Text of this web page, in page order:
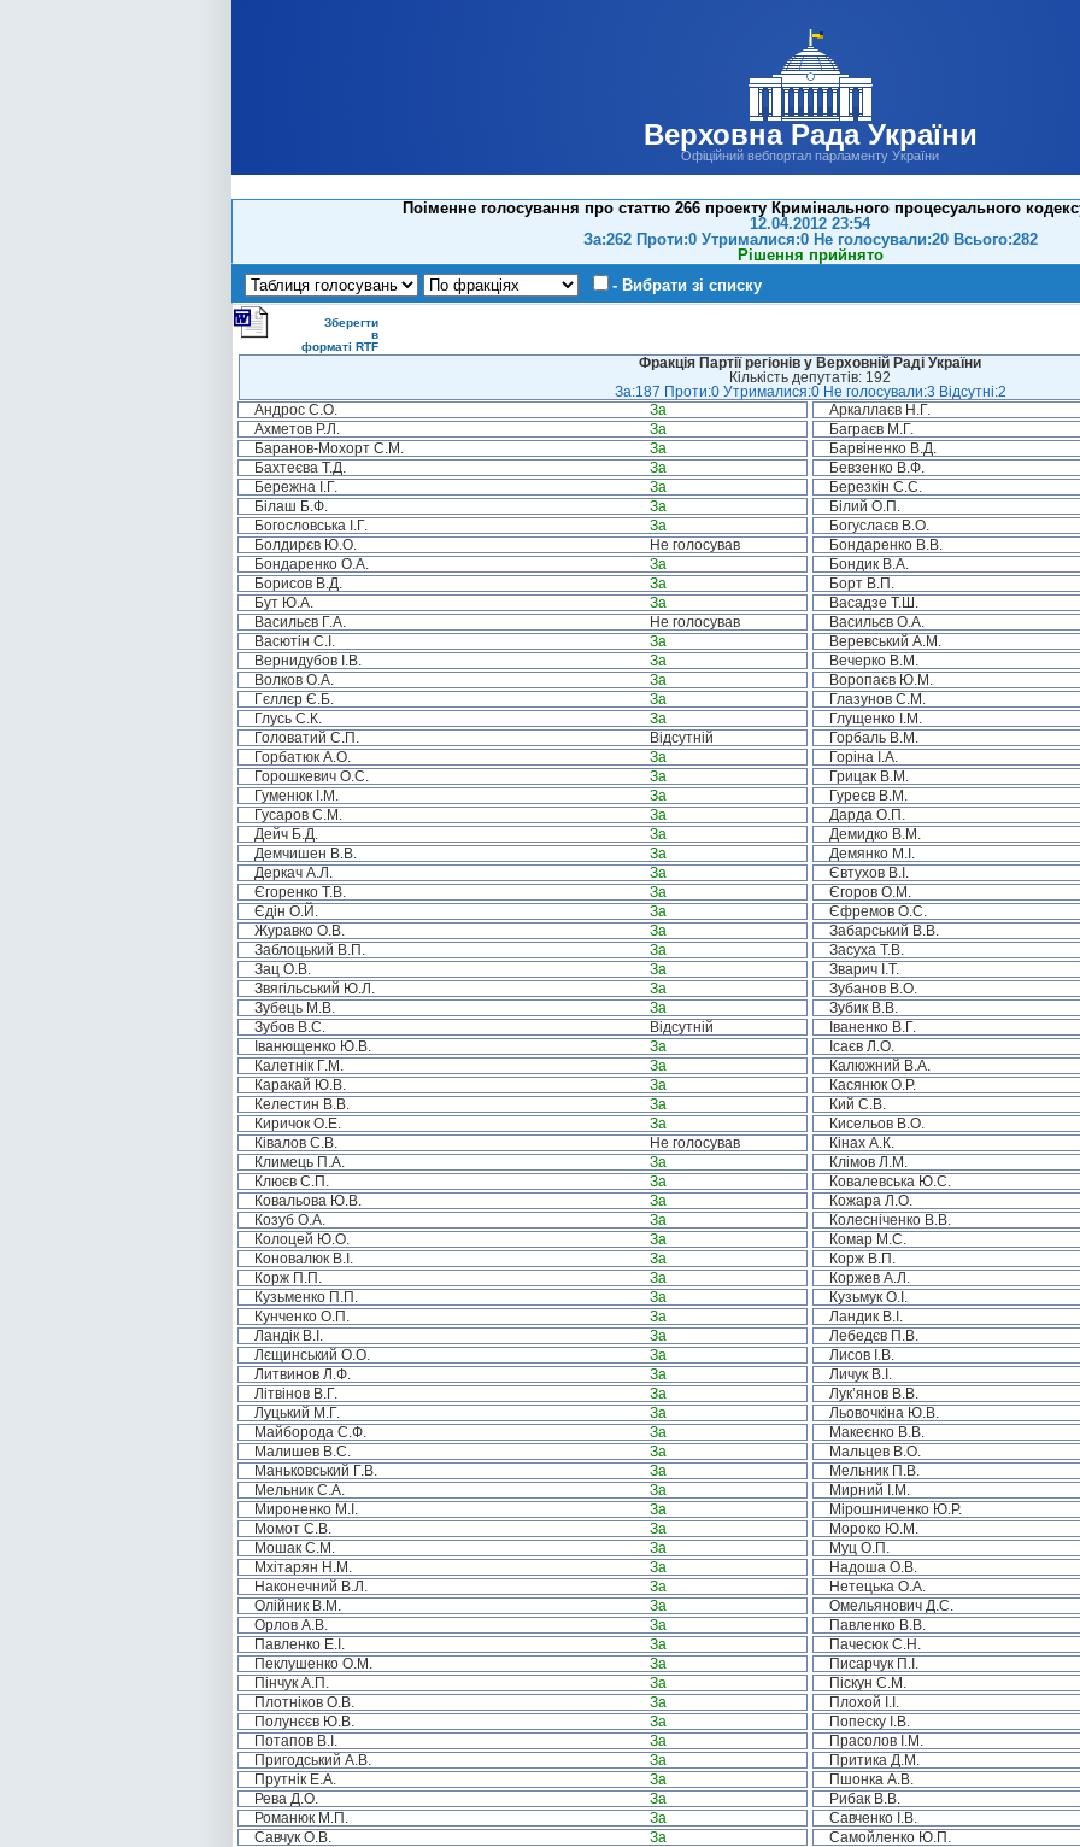
Верховна Рада України
Офіційний вебпортал парламенту України
Поіменне голосування про статтю 266 проекту Кримінального процесуального
12.04.2012 23:54
За:262 Проти:0 Утрималися:0 Не голосували:20 Всього:282
Рішення прийнято
- Вибрати зі списку
Зберегти
в
форматі RTF
Фракція Партії регіонів у Верховній Раді України
Кількість депутатів: 192
За:187 Проти:0 Утрималися:0 Не голосували:3 Відсутні:2
Андрос С.О.
За Аркаллаєв Н.Г.
Ахметов Р.Л.
За Баграєв М.Г.
Баранов-Мохорт С.М.
За Барвіненко В.Д.
Бахтеєва Т.Д.
За Бевзенко В.Ф.
Бережна І.Г.
За Березкін С.С.
Білаш Б.Ф.
За Білий О.П.
Богословська І.Г.
За Богуслаєв В.О.
Болдирєв Ю.О.
Не голосував Бондаренко В.В.
Бондаренко О.А.
За Бондик В.А.
Борисов В.Д.
За Борт В.П.
Бут Ю.А.
За Васадзе Т.Ш.
Васильєв Г.А.
Не голосував Васильєв О.А.
Васютін С.І.
За Веревський А.М.
Вернидубов І.В.
За Вечерко В.М.
Волков О.А.
За Воропаєв Ю.М.
Гєллєр Є.Б.
За Глазунов С.М.
Глусь С.К.
За Глущенко І.М.
Головатий С.П.
Відсутній Горбаль В.М.
Горбатюк А.О.
За Горіна І.А.
Горошкевич О.С.
За Грицак В.М.
Гуменюк І.М.
За Гуреєв В.М.
Гусаров С.М.
За Дарда О.П.
Дейч Б.Д.
За Демидко В.М.
Демчишен В.В.
За Демянко М.І.
Деркач А.Л.
За Євтухов В.І.
Єгоренко Т.В.
За Єгоров О.М.
Єдін О.Й.
За Єфремов О.С.
Журавко О.В.
За Забарський В.В.
Заблоцький В.П.
За Засуха Т.В.
Зац О.В.
За Зварич І.Т.
Звягільський Ю.Л.
За Зубанов В.О.
Зубець М.В.
За Зубик В.В.
Зубов В.С.
Відсутній Іваненко В.Г.
Іванющенко Ю.В.
За Ісаєв Л.О.
Калетнік Г.М.
За Калюжний В.А.
Каракай Ю.В.
За Касянюк О.Р.
Келестин В.В.
За Кий С.В.
Киричок О.Е.
За Кисельов В.О.
Ківалов С.В.
Не голосував Кінах А.К.
Климець П.А.
За Клімов Л.М.
Клюєв С.П.
За Ковалевська Ю.С.
Ковальова Ю.В.
За Кожара Л.О.
Козуб О.А.
За Колесніченко В.В.
Колоцей Ю.О.
За Комар М.С.
Коновалюк В.І.
За Корж В.П.
Корж П.П.
За Коржев А.Л.
Кузьменко П.П.
За Кузьмук О.І.
Кунченко О.П.
За Ландик В.І.
Ландік В.І.
За Лебедєв П.В.
Лєщинський О.О.
За Лисов І.В.
Литвинов Л.Ф.
За Личук В.І.
Літвінов В.Г.
За Лук’янов В.В.
Луцький М.Г.
За Льовочкіна Ю.В.
Майборода С.Ф.
За Макеєнко В.В.
Малишев В.С.
За Мальцев В.О.
Маньковський Г.В.
За Мельник П.В.
Мельник С.А.
За Мирний І.М.
Мироненко М.І.
За Мірошниченко Ю.Р.
Момот С.В.
За Мороко Ю.М.
Мошак С.М.
За Муц О.П.
Мхітарян Н.М.
За Надоша О.В.
Наконечний В.Л.
За Нетецька О.А.
Олійник В.М.
За Омельянович Д.С.
Орлов А.В.
За Павленко В.В.
Павленко Е.І.
За Пачесюк С.Н.
Пеклушенко О.М.
За Писарчук П.І.
Пінчук А.П.
За Піскун С.М.
Плотніков О.В.
За Плохой І.І.
Полунєєв Ю.В.
За Попеску І.В.
Потапов В.І.
За Прасолов І.М.
Пригодський А.В.
За Притика Д.М.
Прутнік Е.А.
За Пшонка А.В.
Рева Д.О.
За Рибак В.В.
Романюк М.П.
За Савченко І.В.
Савчук О.В.
За Самойленко Ю.П.